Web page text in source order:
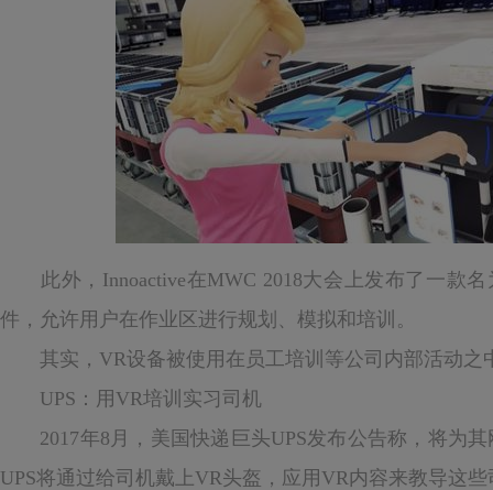
此外，Innoactive在MWC 2018大会上发布了一款名
件，允许用户在作业区进行规划、模拟和培训。
其实，VR设备被使用在员工培训等公司内部活动之
UPS：用VR培训实习司机
2017年8月，美国快递巨头UPS发布公告称，将为其
UPS将通过给司机戴上VR头盔，应用VR内容来教导这